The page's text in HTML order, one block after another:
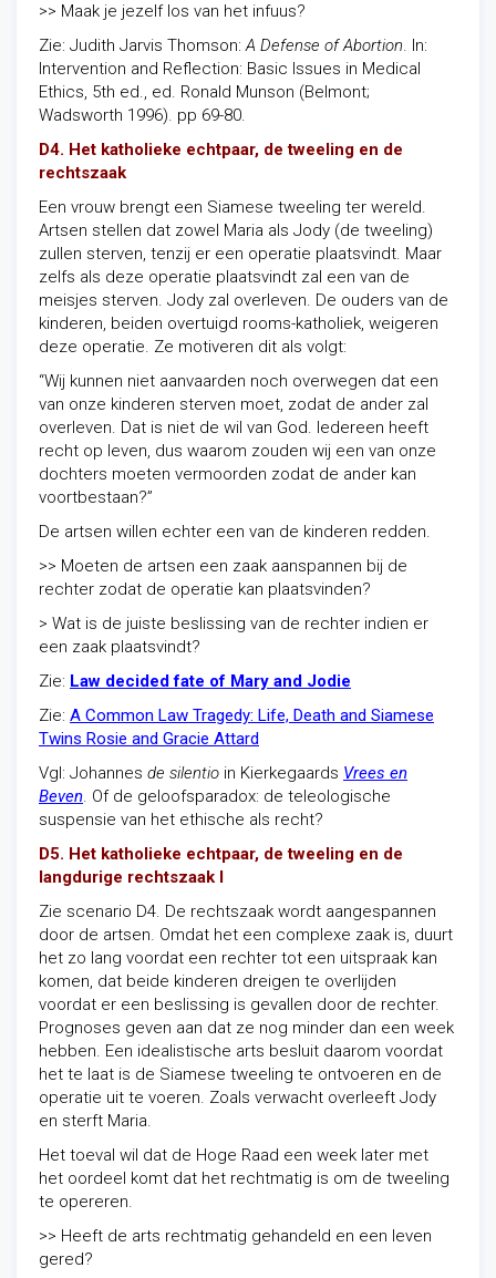
>> Maak je jezelf los van het infuus?
Zie: Judith Jarvis Thomson:A Defense of Abortion. In:
Intervention and Reflection: Basic Issues in Medical
Ethics, 5th ed., ed. Ronald Munson (Belmont;
Wadsworth 1996). pp 69-80.
D4. Het katholieke echtpaar, de tweeling en de
rechtszaak
Een vrouw brengt een Siamese tweeling ter wereld.
Artsen stellen dat zowel Maria als Jody (de tweeling)
zullen sterven, tenzij er een operatie plaatsvindt. Maar
zelfs als deze operatie plaatsvindt zal een van de
meisjes sterven. Jody zal overleven. De ouders van de
kinderen, beiden overtuigd rooms-katholiek, weigeren
deze operatie. Ze motiveren dit als volgt:
“Wij kunnen niet aanvaarden noch overwegen dat een
van onze kinderen sterven moet, zodat de ander zal
overleven. Dat is niet de wil van God. Iedereen heeft
recht op leven, dus waarom zouden wij een van onze
dochters moeten vermoorden zodat de ander kan
voortbestaan?”
De artsen willen echter een van de kinderen redden.
>> Moeten de artsen een zaak aanspannen bij de
rechter zodat de operatie kan plaatsvinden?
> Wat is de juiste beslissing van de rechter indien er
een zaak plaatsvindt?
Zie: Law decided fate of Mary and Jodie
Zie: A Common Law Tragedy: Life, Death and Siamese
Twins Rosie and Gracie Attard
Vgl: Johannes de silentio in Kierkegaards Vrees en
Beven. Of de geloofsparadox: de teleologische
suspensie van het ethische als recht?
D5. Het katholieke echtpaar, de tweeling en de
langdurige rechtszaak I
Zie scenario D4. De rechtszaak wordt aangespannen
door de artsen. Omdat het een complexe zaak is, duurt
het zo lang voordat een rechter tot een uitspraak kan
komen, dat beide kinderen dreigen te overlijden
voordat er een beslissing is gevallen door de rechter.
Prognoses geven aan dat ze nog minder dan een week
hebben. Een idealistische arts besluit daarom voordat
het te laat is de Siamese tweeling te ontvoeren en de
operatie uit te voeren. Zoals verwacht overleeft Jody
en sterft Maria.
Het toeval wil dat de Hoge Raad een week later met
het oordeel komt dat het rechtmatig is om de tweeling
te opereren.
>> Heeft de arts rechtmatig gehandeld en een leven
gered?